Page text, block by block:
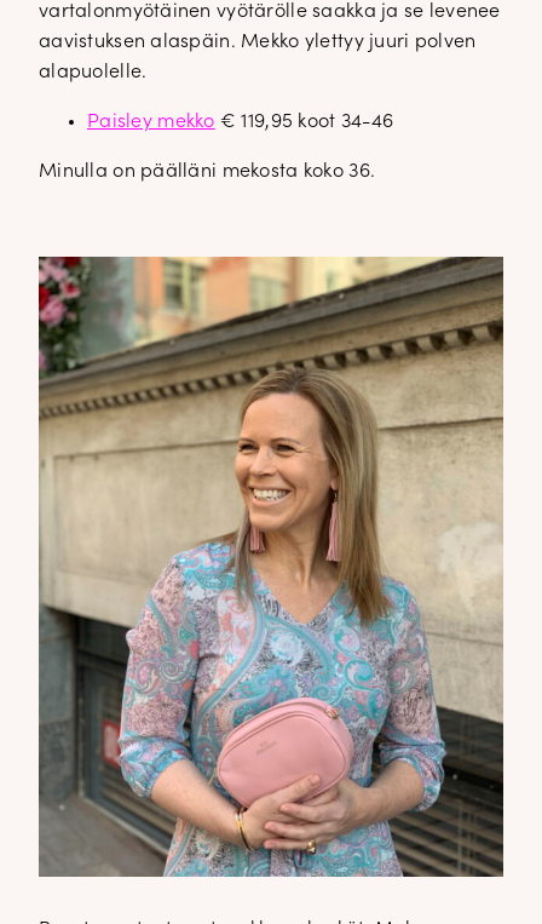
vartalonmyötäinen vyötärölle saakka ja se levenee
aavistuksen alaspäin. Mekko ylettyy juuri polven
alapuolelle.
Paisley mekko € 119,95 koot 34-46
Minulla on päälläni mekosta koko 36.